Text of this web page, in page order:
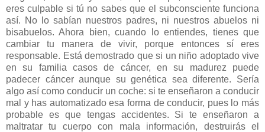
eres culpable si tú no sabes que el subconsciente funciona
así. No lo sabían nuestros padres, ni nuestros abuelos ni
bisabuelos. Ahora bien, cuando lo entiendes, tienes que
cambiar tu manera de vivir, porque entonces sí eres
responsable. Está demostrado que si un niño adoptado vive
en su familia casos de cáncer, en su madurez puede
padecer cáncer aunque su genética sea diferente. Sería
algo así como conducir un coche: si te enseñaron a conducir
mal y has automatizado esa forma de conducir, pues lo más
probable es que tengas accidentes. Si te enseñaron a
maltratar tu cuerpo con mala información, destruirás el